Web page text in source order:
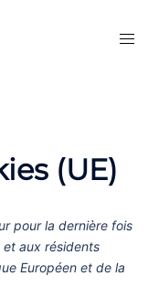
(UE)
pour la dernière fois
et aux résidents
Européen et de la